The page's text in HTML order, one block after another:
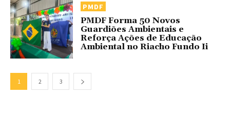
PMDF
PMDF Forma 50 Novos
Guardiões Ambientais e
Reforça Ações de Educação
Ambiental no Riacho Fundo Ii
1 2 3